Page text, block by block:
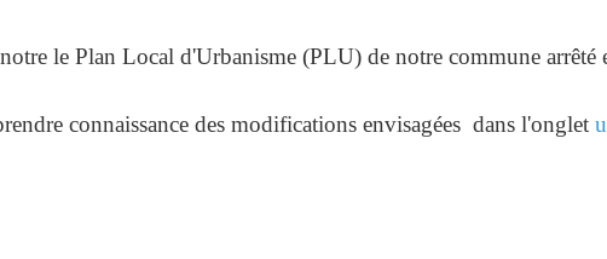
le Plan Local d'Urbanisme (PLU) de notre commune
connaissance des modifications envisagées dans l'onglet